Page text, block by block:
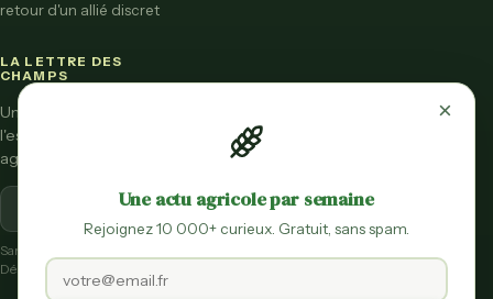
retour d'un allié discret
LA LETTRE DES
CHAMPS
Une fois par mois,
l'essentiel de l'actu
agricole vulgarisée.
S'inscrire
Sans spam.
Désinscription en un clic.
×
Une actu agricole par semaine
Rejoignez 10 000+ curieux. Gratuit, sans spam.